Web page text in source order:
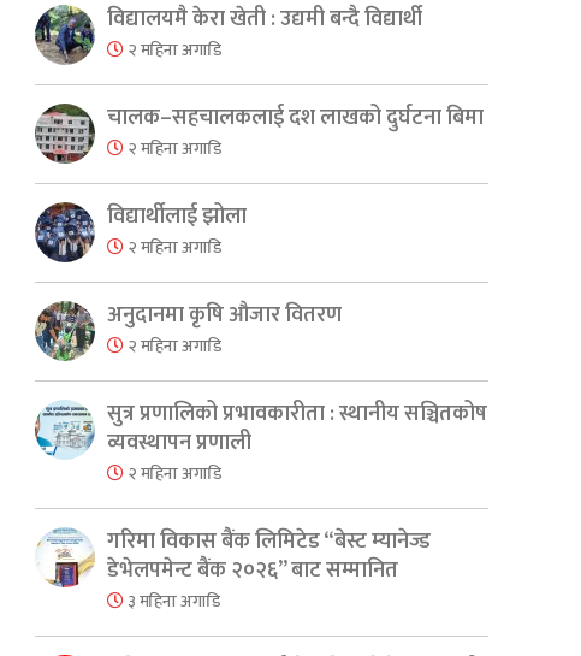
विद्यालयमै केरा खेती : उद्यमी बन्दै विद्यार्थी
२ महिना अगाडि
चालक–सहचालकलाई दश लाखको दुर्घटना बिमा
२ महिना अगाडि
विद्यार्थीलाई झोला
२ महिना अगाडि
अनुदानमा कृषि औजार वितरण
२ महिना अगाडि
सुत्र प्रणालिको प्रभावकारीता : स्थानीय सञ्चितकोष
व्यवस्थापन प्रणाली
२ महिना अगाडि
गरिमा विकास बैंक लिमिटेड “बेस्ट म्यानेज्ड
डेभेलपमेन्ट बैंक २०२६” बाट सम्मानित
३ महिना अगाडि